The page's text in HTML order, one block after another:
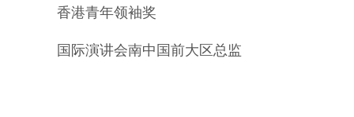
香港青年领袖奖
国际演讲会南中国前大区总监